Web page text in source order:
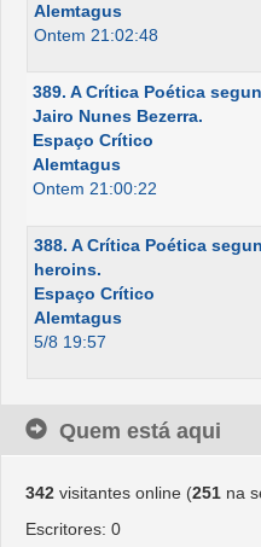
Alemtagus
Ontem 21:02:48
389. A Crítica Poética
Jairo Nunes Bezerra.
Espaço Crítico
Alemtagus
Ontem 21:00:22
388. A Crítica Poética
heroins.
Espaço Crítico
Alemtagus
5/8 19:57
Quem está aqui
342 visitantes online (251 na
Escritores: 0